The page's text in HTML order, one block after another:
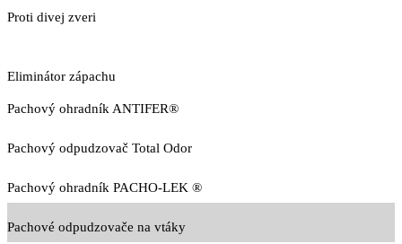
Proti divej zveri
Eliminátor zápachu
Pachový ohradník ANTIFER®
Pachový odpudzovač Total Odor
Pachový ohradník PACHO-LEK ®
Pachové odpudzovače na vtáky